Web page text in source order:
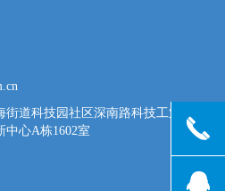
街道科技园社区深南路科技工业园
中心A栋1602室
끅
뀩